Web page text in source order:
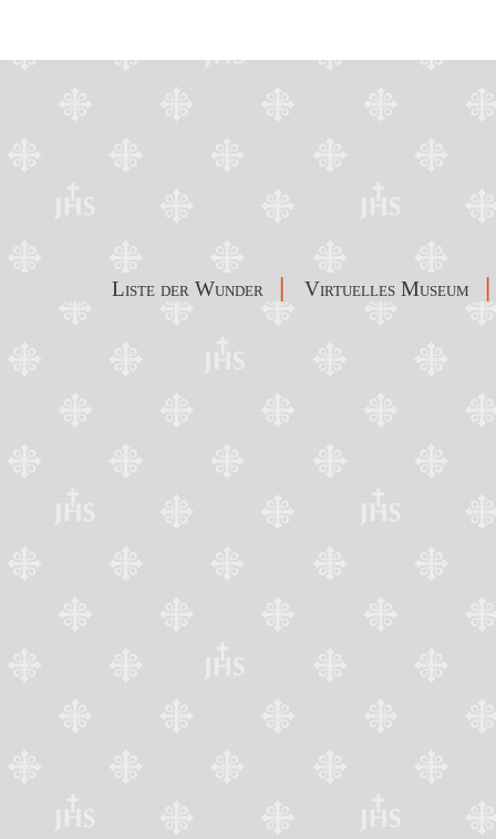
Liste der Wunder Virtuelles Museum